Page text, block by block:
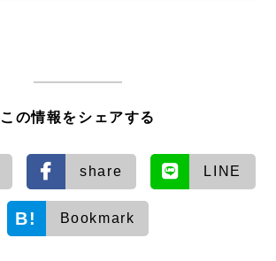
この情報をシェアする
share LINE
Bookmark